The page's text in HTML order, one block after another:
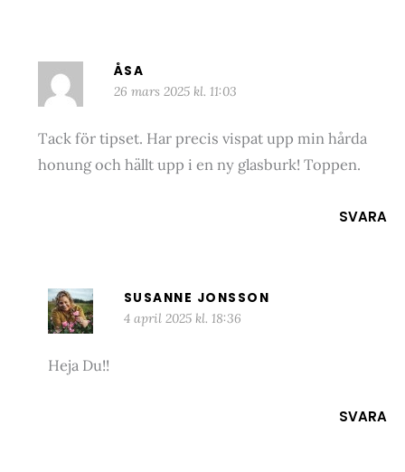
ÅSA
26 mars 2025 kl. 11:03
Tack för tipset. Har precis vispat upp min hårda
honung och hällt upp i en ny glasburk! Toppen.
SVARA
SUSANNE JONSSON
4 april 2025 kl. 18:36
Heja Du!!
SVARA